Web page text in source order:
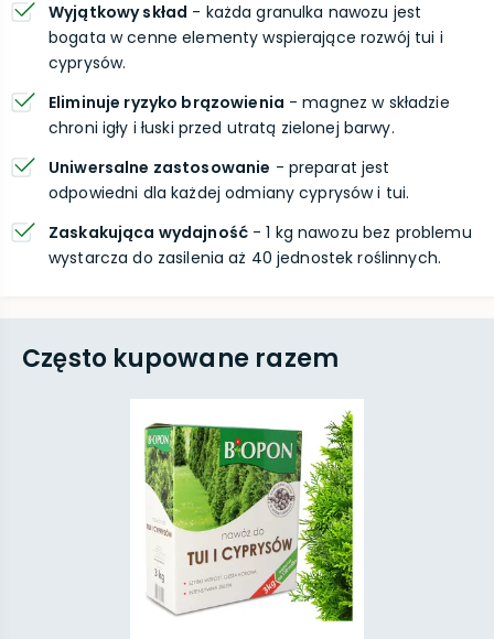
Wyjątkowy skład - każda granulka nawozu jest
bogata w cenne elementy wspierające rozwój tui i
cyprysów.
Eliminuje ryzyko brązowienia - magnez w składzie
chroni igły i łuski przed utratą zielonej barwy.
Uniwersalne zastosowanie - preparat jest
odpowiedni dla każdej odmiany cyprysów i tui.
Zaskakująca wydajność- 1 kg nawozu bez problemu
wystarcza do zasilenia aż 40 jednostek roślinnych.
Często kupowane razem